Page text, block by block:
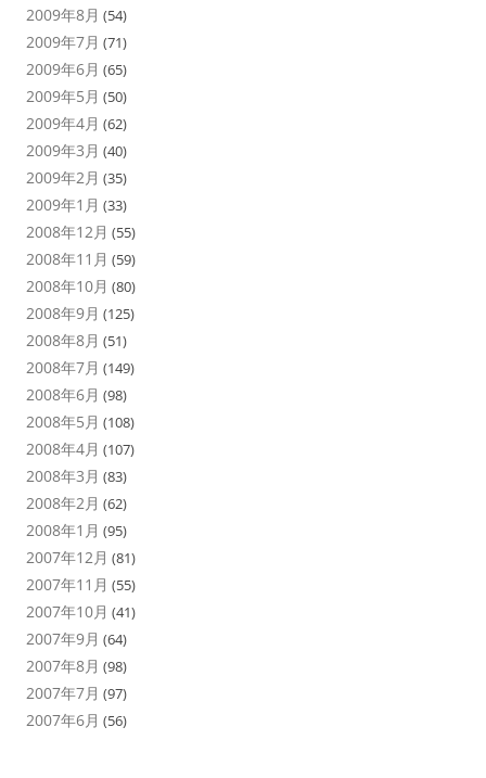
2009年8月 (54)
2009年7月 (71)
2009年6月 (65)
2009年5月 (50)
2009年4月 (62)
2009年3月 (40)
2009年2月 (35)
2009年1月 (33)
2008年12月 (55)
2008年11月 (59)
2008年10月 (80)
2008年9月 (125)
2008年8月 (51)
2008年7月 (149)
2008年6月 (98)
2008年5月 (108)
2008年4月 (107)
2008年3月 (83)
2008年2月 (62)
2008年1月 (95)
2007年12月 (81)
2007年11月 (55)
2007年10月 (41)
2007年9月 (64)
2007年8月 (98)
2007年7月 (97)
2007年6月 (56)